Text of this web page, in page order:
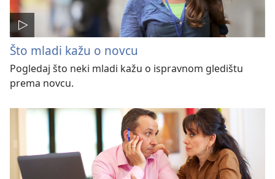
Što mladi kažu o novcu
Pogledaj što neki mladi kažu o ispravnom gledištu
prema novcu.